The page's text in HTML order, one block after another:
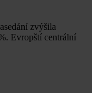
zvýšila
Evropští centrální